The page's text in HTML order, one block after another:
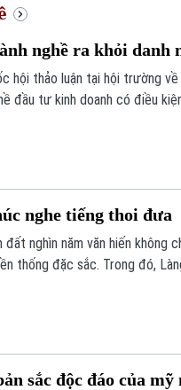
nghề ra khỏi danh
hội thảo luận tại hội trường
đầu tư kinh doanh có điều
nghe tiếng thoi đưa
đất nghìn năm văn hiến
thống đặc sắc. Trong đó,
sắc độc đáo của